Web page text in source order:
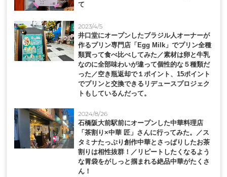
て
2023/4/5
井口堂にオープンしたブラジル人オーナーが
作るプリン専門店「Egg Milk」でプリン全種
類買って食べ比べしてみた／素材は卵と牛乳
なのに全部味わいが違って個性的な５種類だ
った／空き瓶返却で１ポイント、15ポイント
でプリンと交換できるリデュースプロジェク
トもしているんだって。
2024/8/26
石橋阪大前駅前にオープンした中華料理店
「茶割り×中華 匠」さんに行ってみた。／ス
タミナたっぷり創作中華とさっぱりしたお茶
割りは相性抜群！／リピートしたくなるよう
な胃袋をがしっと掴まれる絶品中華がたくさ
ん！